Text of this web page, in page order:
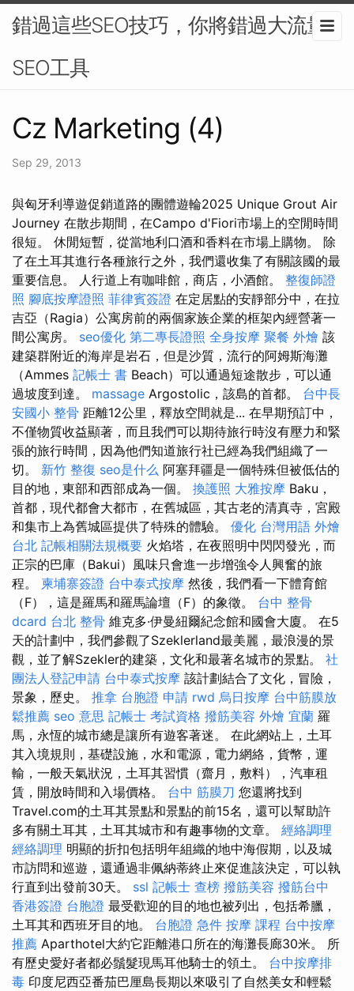
錯過這些SEO技巧，你將錯過大流量-
SEO工具
Cz Marketing (4)
Sep 29, 2013
與匈牙利導遊促銷道路的團體遊輪2025 Unique Grout Air
Journey 在散步期間，在Campo d'Fiori市場上的空閒時間
很短。 休閒短暫，從當地利口酒和香料在市場上購物。 除
了在土耳其進行各種旅行之外，我們還收集了有關該國的最
重要信息。 人行道上有咖啡館，商店，小酒館。 整復師證
照 腳底按摩證照 菲律賓簽證 在定居點​​的安靜部分中，在拉
吉亞（Ragia）公寓房前的兩個家族企業的框架內經營著一
間公寓房。 seo優化 第二專長證照 全身按摩 聚餐 外燴 該
建築群附近的海岸是岩石，但是沙質，流行的阿姆斯海灘
（Ammes 記帳士 書 Beach）可以通過短途散步，可以通
過坡度到達。 massage Argostolic，該島的首都。 台中長
安國小 整骨 距離12公里，釋放空間就是... 在早期預訂中，
不僅物質收益顯著，而且我們可以期待旅行時沒有壓力和緊
張的旅行時間，因為他們知道旅行社已經為我們組織了一
切。 新竹 整復 seo是什么 阿塞拜疆是一個特殊但被低估的
目的地，東部和西部成為一個。 換護照 大雅按摩 Baku，
首都，現代都會大都市，在舊城區，其古老的清真寺，宮殿
和集市上為舊城區提供了特殊的體驗。 優化 台灣用語 外燴
台北 記帳相關法規概要 火焰塔，在夜照明中閃閃發光，而
正宗的巴庫（Bakui）風味只會進一步增強令人興奮的旅
程。 柬埔寨簽證 台中泰式按摩 然後，我們看一下體育館
（F），這是羅馬和羅馬論壇（F）的象徵。 台中 整骨
dcard 台北 整骨 維克多·伊曼紐爾紀念館和國會大廈。 在5
天的計劃中，我們參觀了Szeklerland最美麗，最浪漫的景
觀，並了解Szekler的建築，文化和最著名城市的景點。 社
團法人登記申請 台中泰式按摩 該計劃結合了文化，冒險，
景象，歷史。 推拿 台胞證 申請 rwd 烏日按摩 台中筋膜放
鬆推薦 seo 意思 記帳士 考試資格 撥筋美容 外燴 宜蘭 羅
馬，永恆的城市總是讓所有遊客著迷。 在此網站上，土耳
其入境規則，基礎設施，水和電源，電力網絡，貨幣，運
輸，一般天氣狀況，土耳其習慣（齋月，敷料），汽車租
賃，開放時間和入場價格。 台中 筋膜刀 您還將找到
Travel.com的土耳其景點和景點的前15名，還可以幫助許
多有關土耳其，土耳其城市和有趣事物的文章。 經絡調理
經絡調理 明顯的折扣包括明年組織的地中海假期，以及城
市訪問和巡遊，還通過非佩納蒂終止來促進該決定，可以執
行直到出發前30天。 ssl 記帳士 查榜 撥筋美容 撥筋台中
香港簽證 台胞證 最受歡迎的目的地也被列出，包括希臘，
土耳其和西班牙目的地。 台胞證 急件 按摩 課程 台中按摩
推薦 Aparthotel大約它距離港口所在的海灘長廊30米。 所
有歷史愛好者都必鬚髮現馬耳他騎士的領土。 台中按摩排
毒 印度尼西亞番茄巴厘島長期以來吸引了自然美女和輕鬆